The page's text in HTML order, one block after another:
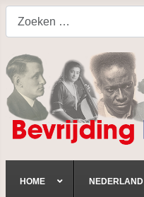
HOME NEDERLAND